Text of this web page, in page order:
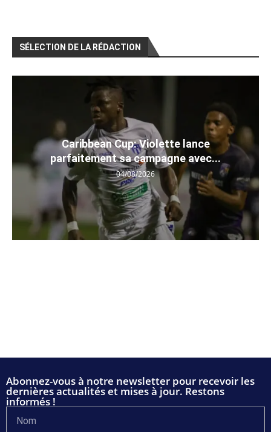
SÉLECTION DE LA RÉDACTION
Caribbean Cup: Violette lance
parfaitement sa campagne avec...
04/08/2026
Abonnez-vous à notre newsletter pour recevoir les
dernières actualités et mises à jour. Restons
informés !